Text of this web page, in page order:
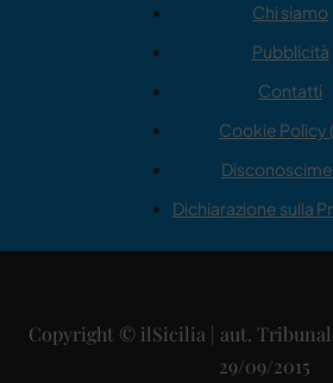
Chi siamo
Pubblicità
Contatti
Cookie Policy
Dichiarazione sulla
Copyright © ilSicilia | aut.
29/09/2015